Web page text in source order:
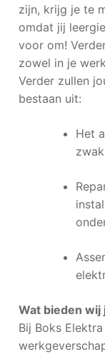
zijn, krijg je te
omdat jij
voor om!
zowel in je
Verder zullen
bestaan uit:
Het
Wat bieden wij
Bij Boks